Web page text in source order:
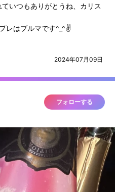
いつもありがとうね、カリス
レはブルマです^_^✌
2024年07月09日
フォローする